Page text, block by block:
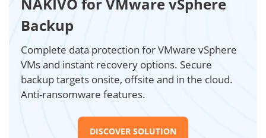
Backup
Complete data protection for VMware vSphere
VMs and instant recovery options. Secure
backup targets onsite, offsite and in the cloud.
Anti-ransomware features.
DISCOVER SOLUTION